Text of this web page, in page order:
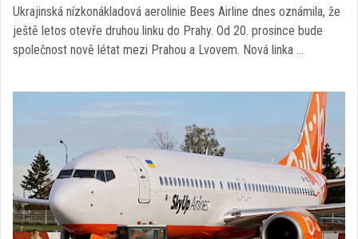
Ukrajinská nízkonákladová aerolinie Bees Airline dnes oznámila, že
ještě letos otevře druhou linku do Prahy. Od 20. prosince bude
společnost nově létat mezi Prahou a Lvovem. Nová linka …